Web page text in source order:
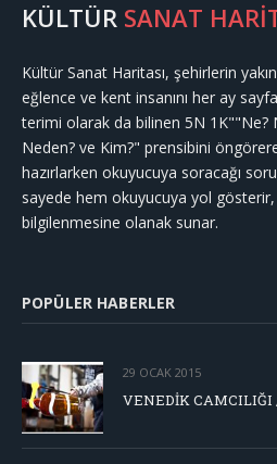
KÜLTÜR SANAT
Kültür Sanat Haritası, şehirlerin
eğlence ve kent insanını her ay
terimi olarak da bilinen 5N 1K""Ne?
Neden? ve Kim?" prensibini
hazırlarken okuyucuya soracağı
sayede hem okuyucuya yol
bilgilenmesine olanak sunar.
POPÜLER HABERLER
29 OCAK 2015
VENEDİK